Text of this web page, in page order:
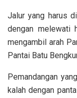
Jalur yang harus
dengan melewati
mengambil arah
Pantai Batu
Pemandangan
kalah dengan